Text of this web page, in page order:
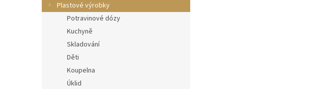
Plastové výrobky
Potravinové dózy
Kuchyně
Skladování
Děti
Koupelna
Úklid